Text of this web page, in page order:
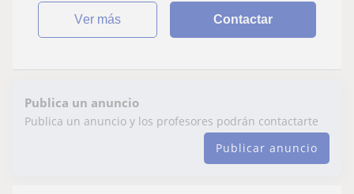
ver más Contactar
Publica un anuncio
Publica un anuncio y los profesores podrán contactarte
Publicar anuncio